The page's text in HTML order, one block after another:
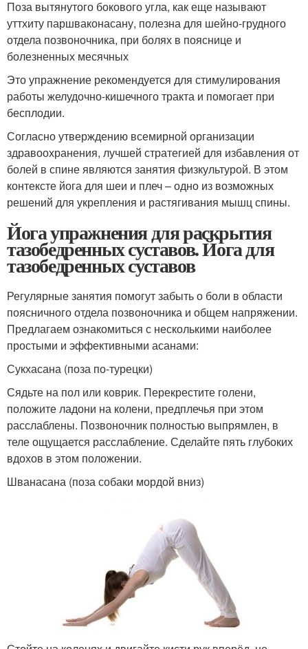
Поза вытянутого бокового угла, как еще называют
уттхиту паршваконасану, полезна для шейно-грудного
отдела позвоночника, при болях в пояснице и
болезненных месячных
Это упражнение рекомендуется для стимулирования
работы желудочно-кишечного тракта и помогает при
бесплодии.
Согласно утверждению всемирной организации
здравоохранения, лучшей стратегией для избавления от
болей в спине являются занятия физкультурой. В этом
контексте йога для шеи и плеч – одно из возможных
решений для укрепления и растягивания мышц спины.
Йога упражнения для раскрытия
тазобедренных суставов. Йога для
тазобедренных суставов
Регулярные занятия помогут забыть о боли в области
поясничного отдела позвоночника и общем напряжении.
Предлагаем ознакомиться с несколькими наиболее
простыми и эффективными асанами:
Сукхасана (поза по-турецки)
Сядьте на пол или коврик. Перекрестите голени,
положите ладони на колени, предплечья при этом
расслаблены. Позвоночник полностью выпрямлен, в
теле ощущается расслабление. Сделайте пять глубоких
вдохов в этом положении.
Шванасана (поза собаки мордой вниз)